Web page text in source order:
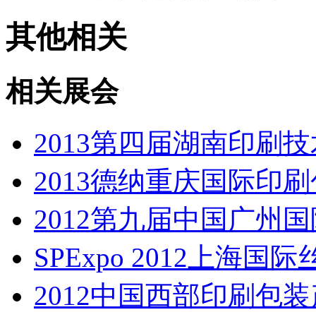
其他相关
相关展会
2013第四届湖南印刷
2013德纳重庆国际印
2012第九届中国广州
SPExpo 2012上海国际
2012中国西部印刷包